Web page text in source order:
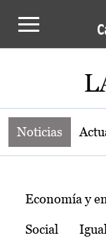
Noticias de
Noticias
Temas
Economía y
Social